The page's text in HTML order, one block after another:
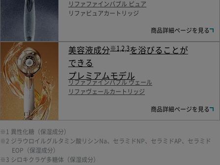
リファファインバブル ピュア
リファピュアカートリッジ
商品詳細ページを見る
美容液成分 ※1,2,3を浴びることが
できる
プレミアムモデル
リファファインバブル ヴェール
リファヴェールカートリッジ
商品詳細ページを見る
※1 異性化糖（保湿成分）
※2 ジラウロイルグルタミン酸リシンNa、セラミドNP、セラミドAP、セラミド
EOP（保湿成分）
※3 シロキクラゲ多糖体（保湿成分）